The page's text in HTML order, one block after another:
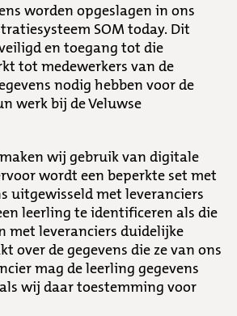
worden opgeslagen in ons
SOM today. Dit
en toegang tot die
tot medewerkers van de
nodig hebben voor de
werk bij de Veluwse
wij gebruik van digitale
wordt een beperkte set met
uitgewisseld met leveranciers
leerling te identificeren als die
met leveranciers duidelijke
over de gegevens die ze van ons
mag de leerling gegevens
wij daar toestemming voor